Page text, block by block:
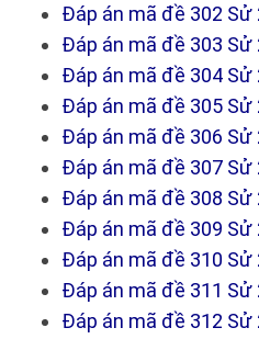
Đáp án mã đề 302 Sử
Đáp án mã đề 303 Sử
Đáp án mã đề 304 Sử
Đáp án mã đề 305 Sử
Đáp án mã đề 306 Sử
Đáp án mã đề 307 Sử
Đáp án mã đề 308 Sử
Đáp án mã đề 309 Sử
Đáp án mã đề 310 Sử
Đáp án mã đề 311 Sử
Đáp án mã đề 312 Sử